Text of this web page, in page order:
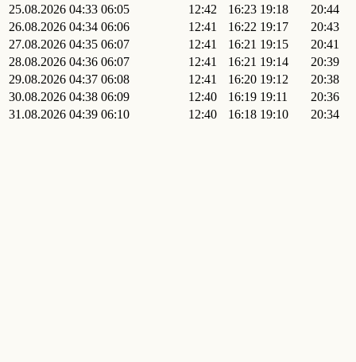
25.08.2026 04:33 06:05 12:42 16:23 19:18
20:44
26.08.2026 04:34 06:06 12:41 16:22 19:17
20:43
27.08.2026 04:35 06:07 12:41 16:21 19:15
20:41
28.08.2026 04:36 06:07 12:41 16:21 19:14
20:39
29.08.2026 04:37 06:08 12:41 16:20 19:12
20:38
30.08.2026 04:38 06:09 12:40 16:19 19:11
20:36
31.08.2026 04:39 06:10 12:40 16:18 19:10 20:34